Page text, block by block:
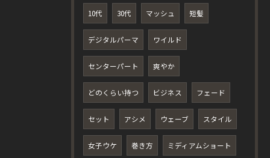
10代 30代 マッシュ 短髪
デジタルパーマ ワイルド
センターパート 爽やか
どのくらい持つ ビジネス フェード
セット アシメ ウェーブ スタイル
女子ウケ 巻き方 ミディアムショート